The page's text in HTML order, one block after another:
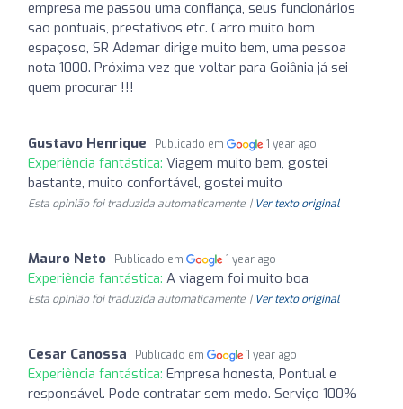
empresa me passou uma confiança, seus funcionários
são pontuais, prestativos etc. Carro muito bom
espaçoso, SR Ademar dirige muito bem, uma pessoa
nota 1000. Próxima vez que voltar para Goiânia já sei
quem procurar !!!
Gustavo Henrique Publicado em 1 year ago
Experiência fantástica: Viagem muito bem, gostei
bastante, muito confortável, gostei muito
Esta opinião foi traduzida automaticamente. | Ver texto original
Mauro Neto Publicado em 1 year ago
Experiência fantástica: A viagem foi muito boa
Esta opinião foi traduzida automaticamente. | Ver texto original
Cesar Canossa Publicado em 1 year ago
Experiência fantástica: Empresa honesta, Pontual e
responsável. Pode contratar sem medo. Serviço 100%